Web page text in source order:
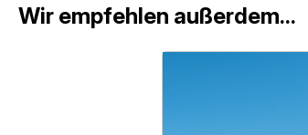
Wir empfehlen außerdem...